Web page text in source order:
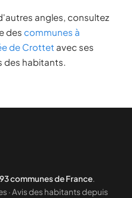
angles, consultez
des communes à
de Crottet avec ses
des habitants.
communes de France.
· Avis des habitants depuis